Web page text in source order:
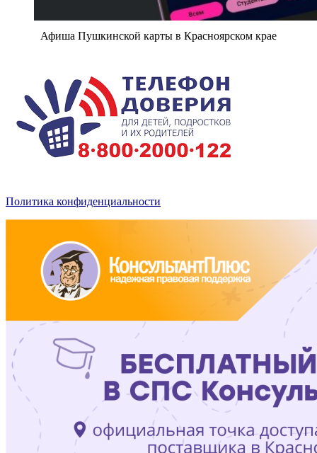
Афиша Пушкинской карты в Красноярском крае
Политика конфиденциальности